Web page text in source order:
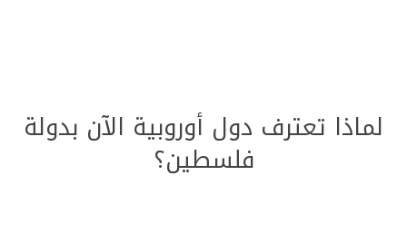
لماذا تعترف دول أوروبية الآن بدولة
فلسطين؟